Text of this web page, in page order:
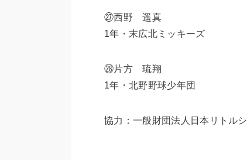
㉗西野 遥真
1年・末広北ミッキーズ
㉘片方 琉翔
1年・北野野球少年団
協力：一般財団法人日本リトル